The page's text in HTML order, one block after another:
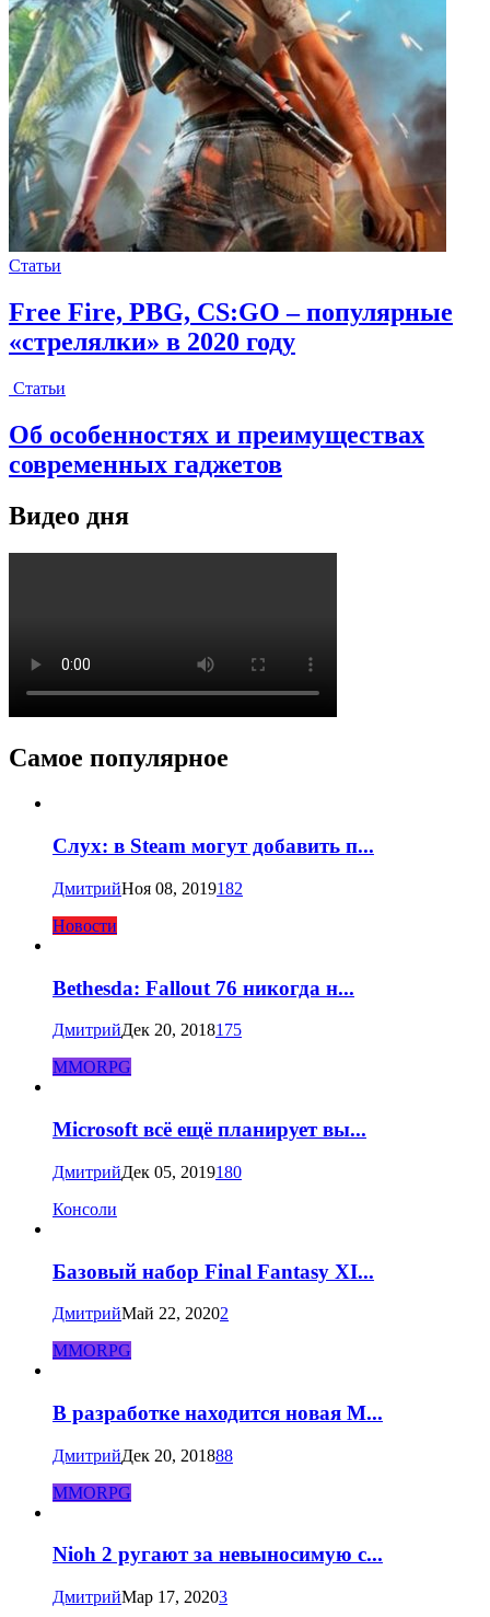
Статьи
Free Fire, PBG, CS:GO – популярные
«стрелялки» в 2020 году
Статьи
Об особенностях и преимуществах
современных гаджетов
Видео дня
Самое популярное
Слух: в Steam могут добавить п...
ДмитрийНоя 08, 2019182
Новости
Bethesda: Fallout 76 никогда н...
ДмитрийДек 20, 2018175
MMORPG
Microsoft всё ещё планирует вы...
ДмитрийДек 05, 2019180
Консоли
Базовый набор Final Fantasy XI...
ДмитрийМай 22, 20202
MMORPG
В разработке находится новая M...
ДмитрийДек 20, 201888
MMORPG
Nioh 2 ругают за невыносимую с...
ДмитрийМар 17, 20203